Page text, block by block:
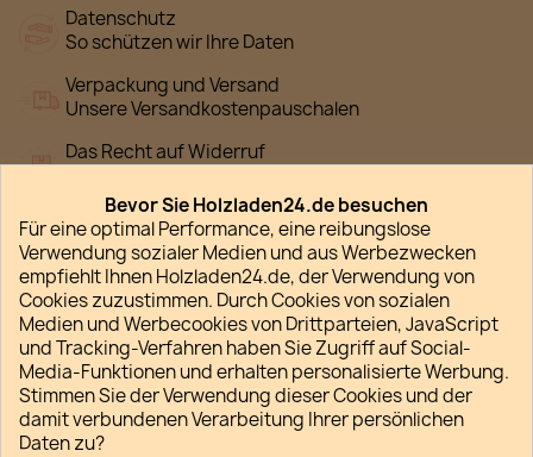
Datenschutz
So schützen wir Ihre Daten
Verpackung und Versand
Unsere Versandkostenpauschalen
Das Recht auf Widerruf
Beschreibung Artikeldetails
Krugdeckel gegen Wespen oder
Fliegen
Material:
Bevor Sie Holzladen24.de besuchen
Für eine optimal Performance, eine reibungslose
Verwendung sozialer Medien und aus Werbezwecken
empfiehlt Ihnen Holzladen24.de, der Verwendung von
Cookies zuzustimmen. Durch Cookies von sozialen
Medien und Werbecookies von Drittparteien, JavaScript
und Tracking-Verfahren haben Sie Zugriff auf Social-
Media-Funktionen und erhalten personalisierte Werbung.
Stimmen Sie der Verwendung dieser Cookies und der
damit verbundenen Verarbeitung Ihrer persönlichen
Daten zu?